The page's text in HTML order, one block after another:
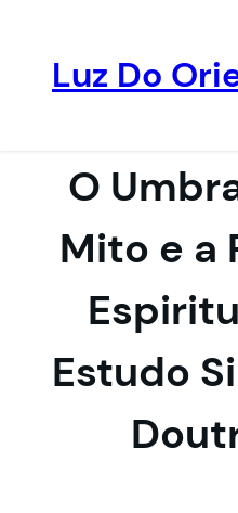
conteúdo
Luz Do
O
Mito e a
Estudo